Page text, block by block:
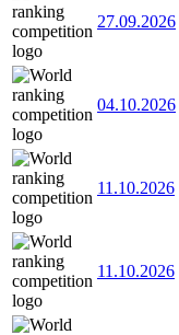
27.09.2026
04.10.2026
11.10.2026
11.10.2026